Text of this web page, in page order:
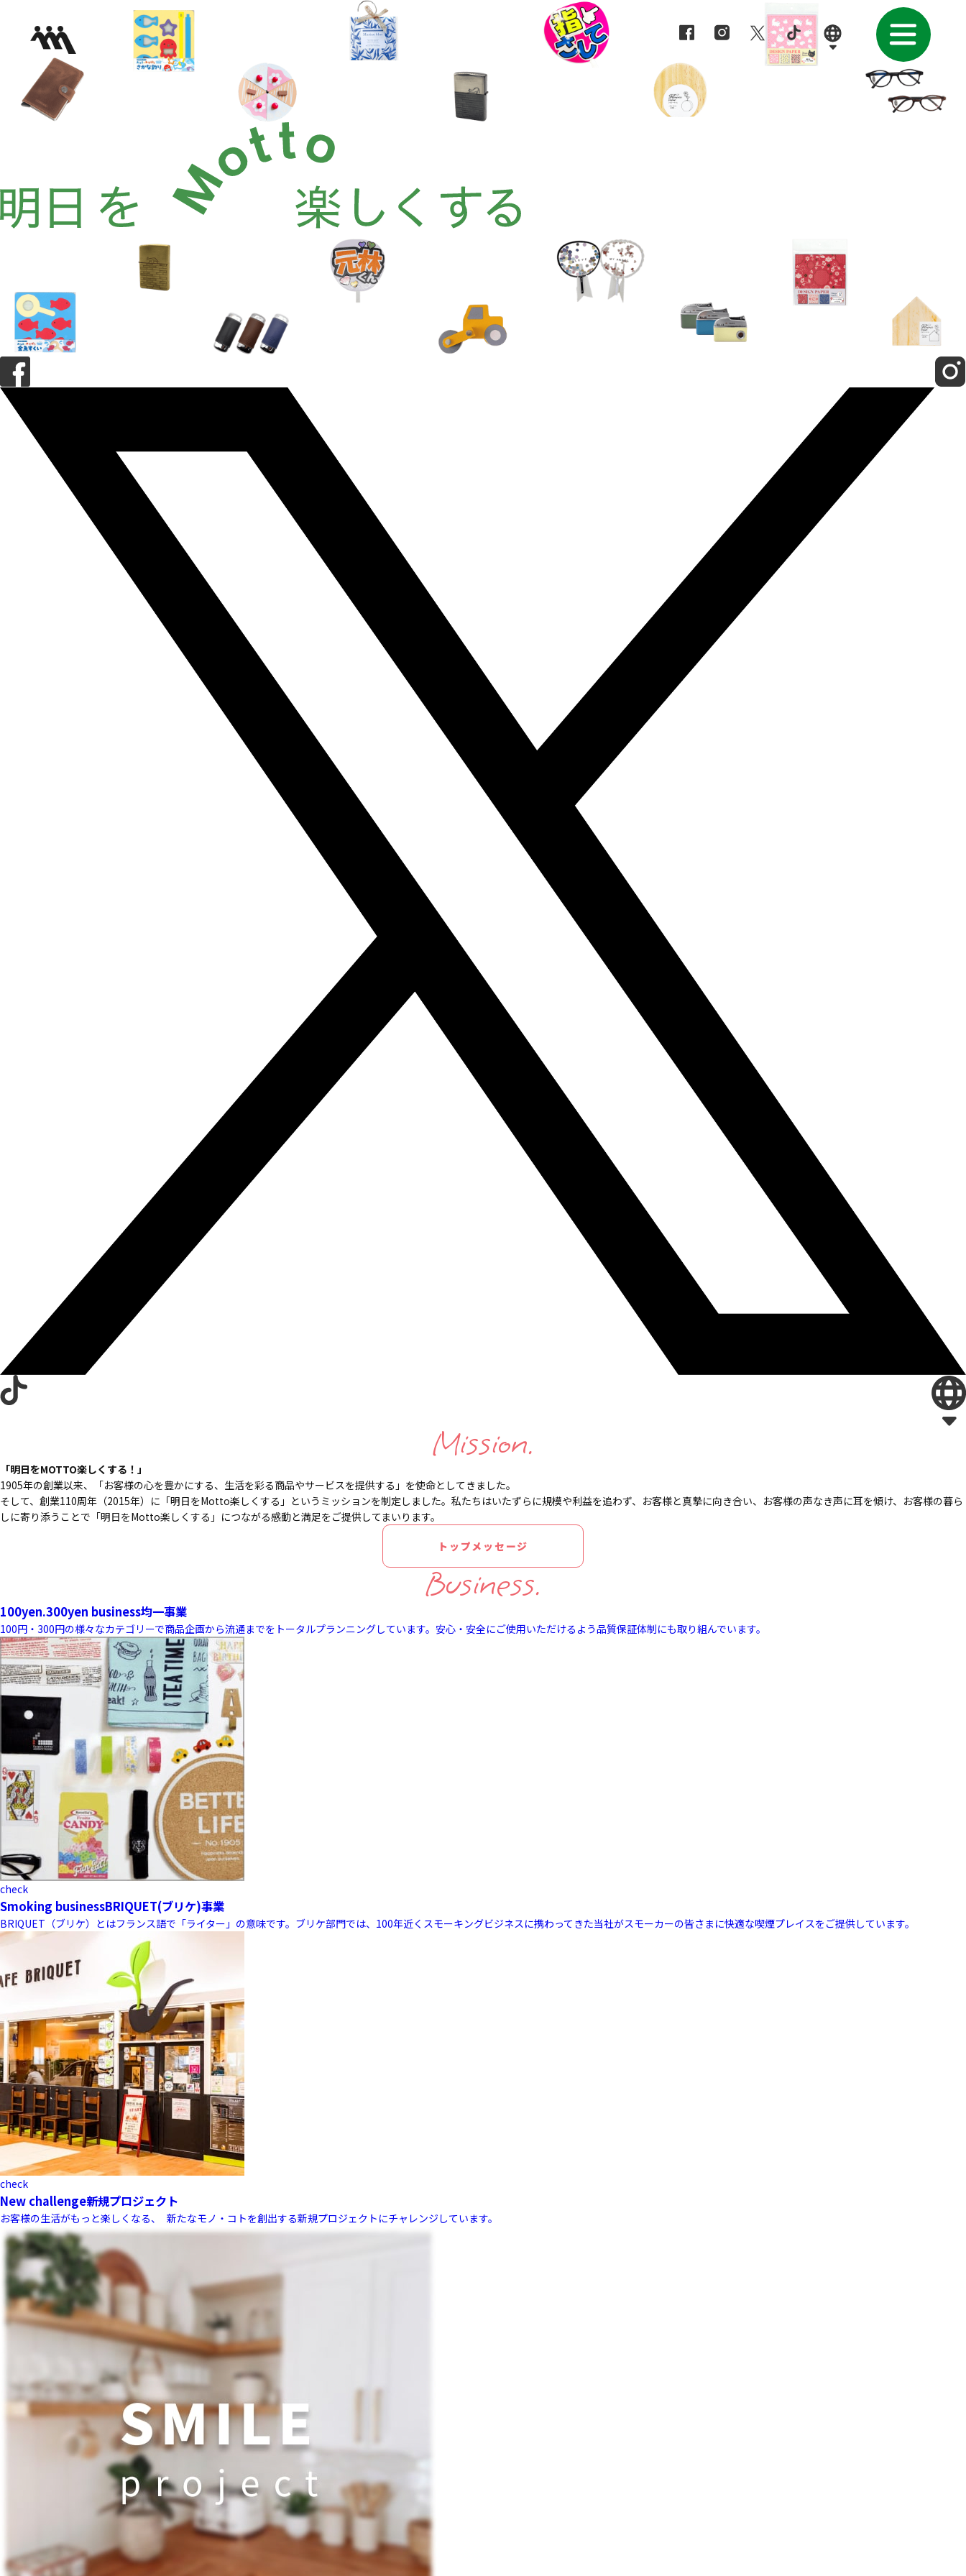
Mission.
「明日をMOTTO楽しくする！」
1905年の創業以来、
「お客様の心を豊かにする、 生活を彩る商品やサービスを提供する」を使命としてきました。
そして、創業110周年（2015年）に 「明日をMotto楽しくする」という ミッションを制定しました。 私たちはいたずらに規模や利益を追わず、 お客様と真摯に向き合い、 お客様の声なき声に耳を傾け、 お客様の暮ら
しに寄り添うことで 「明日をMotto楽しくする」につながる感動と満足をご提供してまいります。
トップメッセージ
Business.
100yen.300yen business均一事業
100円・300円の様々なカテゴリーで商品企画から流通までをトータルプランニングしています。安心・安全にご使用いただけるよう品質保証体制にも取り組んでいます。
check
Smoking businessBRIQUET(ブリケ)事業
BRIQUET（ブリケ）とはフランス語で「ライター」の意味です。ブリケ部門では、100年近くスモーキングビジネスに携わってきた当社がスモーカーの皆さまに快適な喫煙プレイスをご提供しています。
check
New challenge新規プロジェクト
お客様の生活がもっと楽しくなる、 新たなモノ・コトを創出する新規プロジェクトにチャレンジしています。